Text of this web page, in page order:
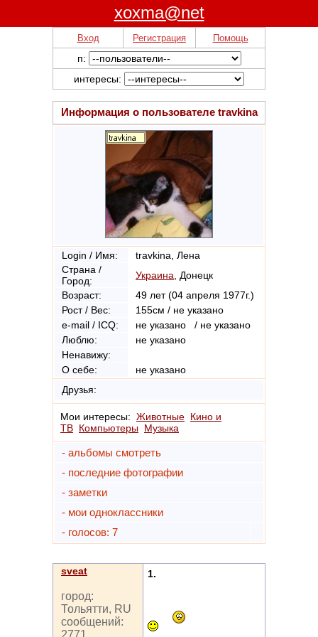
xoxma@net
Вход Регистрация Помощь
п:
интересы:
Информация о пользователе travkina
Login / Имя:
travkina, Лена
Страна /
Город:
Украина , Донецк
Возраст:
49 лет (04 апреля 1977г.)
Рост / Вес:
155см / не указано
e-mail / ICQ:
не указано / не указано
Люблю:
не указано
Ненавижу:
О себе:
не указано
Друзья:
Мои интересы: Животные Кино и
ТВ Компьютеры Музыка
- альбомы смотреть
- последние фотографии
- заметки
- мои одноклассники
- голосов: 7
sveat
город:
Тольятти, RU
сообщений:
2771
1.